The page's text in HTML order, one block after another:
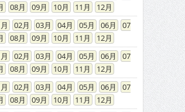
08
09 10 11
12
02 03 04 05 06
07
08
09 10 11
12
02 03 04 05 06
07
08
09 10 11
12
02 03 04 05 06
07
08
09 10 11
12